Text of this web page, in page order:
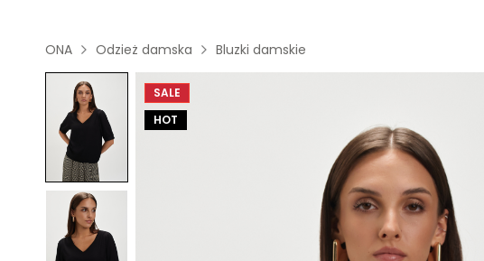
ONA Odzież damska Bluzki damskie
SALE
HOT